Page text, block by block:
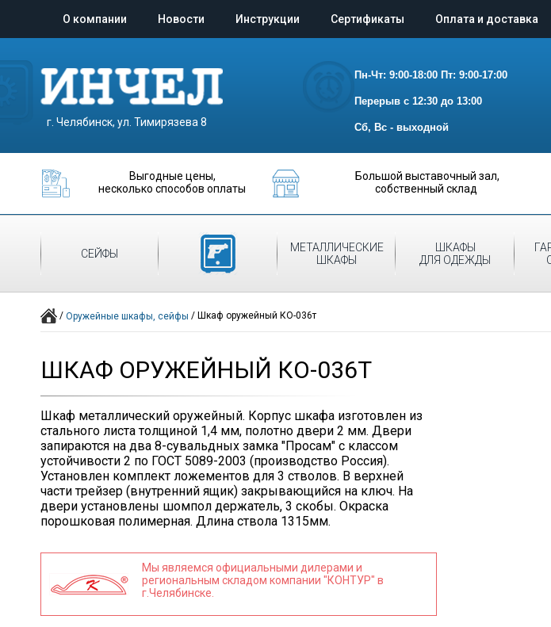
О компании Новости Инструкции Сертификаты Оплата и доставка
г. Челябинск, ул. Тимирязева 8
Пн-Чт: 9:00-18:00 Пт: 9:00-17:00
Перерыв с 12:30 до 13:00
Сб, Вс - выходной
Выгодные цены,
несколько способов оплаты
Большой выставочный зал,
собственный склад
СЕЙФЫ
ОРУЖЕЙНЫЕ
ШКАФЫ
МЕТАЛЛИЧЕСКИЕ
ШКАФЫ
ШКАФЫ
ДЛЯ ОДЕЖДЫ
/Оружейные шкафы, сейфы /Шкаф оружейный КО-036т
ШКАФ ОРУЖЕЙНЫЙ КО-036Т
Шкаф металлический оружейный. Корпус шкафа изготовлен из
стального листа толщиной 1,4 мм, полотно двери 2 мм. Двери
запираются на два 8-сувальдных замка "Просам" с классом
устойчивости 2 по ГОСТ 5089-2003 (производство Россия).
Установлен комплект ложементов для 3 стволов. В верхней
части трейзер (внутренний ящик) закрывающийся на ключ. На
двери установлены шомпол держатель, 3 скобы. Окраска
порошковая полимерная. Длина ствола 1315мм.
Мы являемся официальными дилерами и
региональным складом компании "КОНТУР" в
г.Челябинске.